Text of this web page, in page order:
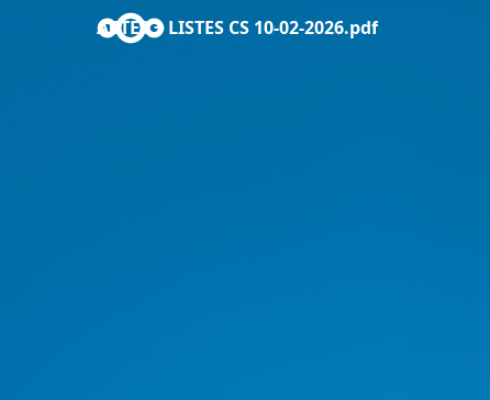
ACTES + LISTES CS 10-02-2026.pdf